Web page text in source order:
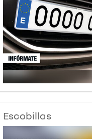
Escobillas